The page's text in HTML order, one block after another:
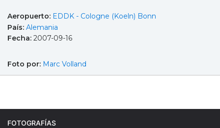
Aeropuerto: EDDK - Cologne (Koeln) Bonn
País: Alemania
Fecha: 2007-09-16
Foto por: Marc Volland
FOTOGRAFÍAS